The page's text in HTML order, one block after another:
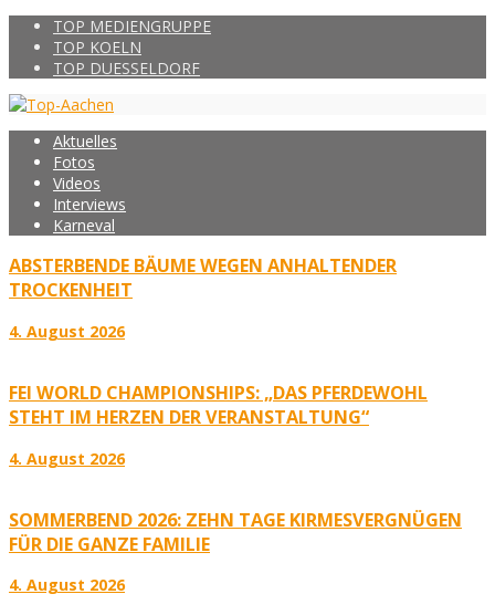
TOP MEDIENGRUPPE
TOP KOELN
TOP DUESSELDORF
Aktuelles
Fotos
Videos
Interviews
Karneval
ABSTERBENDE BÄUME WEGEN ANHALTENDER
TROCKENHEIT
4. August 2026
FEI WORLD CHAMPIONSHIPS: „DAS PFERDEWOHL
STEHT IM HERZEN DER VERANSTALTUNG“
4. August 2026
SOMMERBEND 2026: ZEHN TAGE KIRMESVERGNÜGEN
FÜR DIE GANZE FAMILIE
4. August 2026